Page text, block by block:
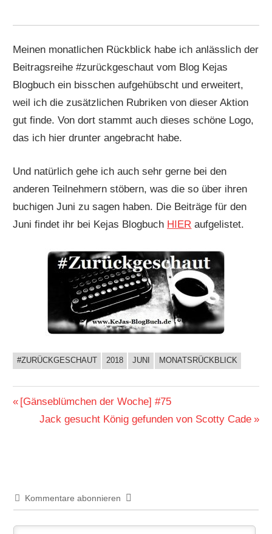
Meinen monatlichen Rückblick habe ich anlässlich der
Beitragsreihe #zurückgeschaut vom Blog Kejas
Blogbuch ein bisschen aufgehübscht und erweitert,
weil ich die zusätzlichen Rubriken von dieser Aktion
gut finde. Von dort stammt auch dieses schöne Logo,
das ich hier drunter angebracht habe.
Und natürlich gehe ich auch sehr gerne bei den
anderen Teilnehmern stöbern, was die so über ihren
buchigen Juni zu sagen haben. Die Beiträge für den
Juni findet ihr bei Kejas Blogbuch HIER aufgelistet.
BUCHIGES
#ZURÜCKGESCHAUT 2018 JUNI MONATSRÜCKBLICK
Beitragsnavigation
Vorheriger
Beitrag:
[Gänseblümchen der Woche] #75
Nächster
Jack gesucht König gefunden von Scotty Cade
Kommentare abonnieren